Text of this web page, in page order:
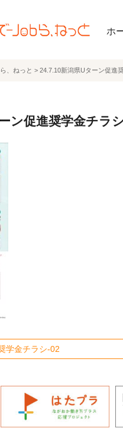
ホ
、ねっと > 24.7.10新潟県Uターン促進
ン促進奨学金チラ
学金チラシ-02